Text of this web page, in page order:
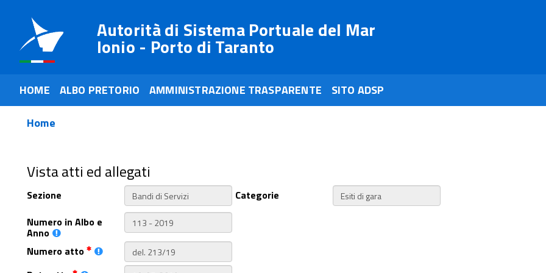
Autorità di Sistema Portuale del Mar
Ionio - Porto di Taranto
HOME ALBO PRETORIO AMMINISTRAZIONE TRASPARENTE
SITO ADSP
Home
Vista atti ed allegati
Sezione
Categorie
Numero in Albo e
Anno
Numero atto